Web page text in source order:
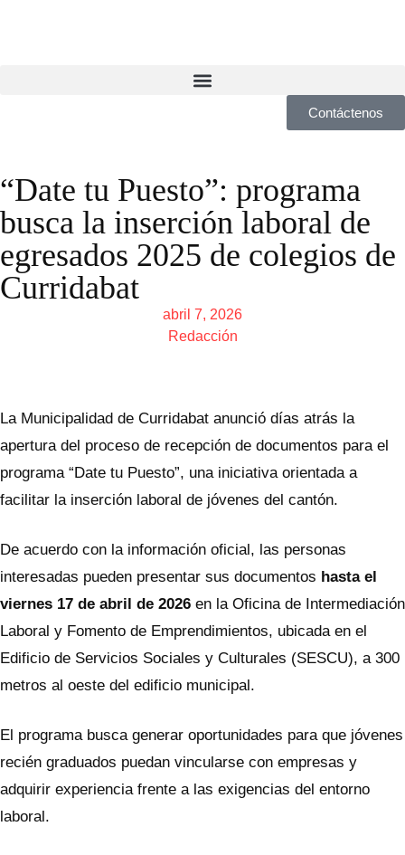
Contáctenos
“Date tu Puesto”: programa
busca la inserción laboral de
egresados 2025 de colegios de
Curridabat
abril 7, 2026
Redacción
La Municipalidad de Curridabat anunció días atrás la
apertura del proceso de recepción de documentos para el
programa “Date tu Puesto”, una iniciativa orientada a
facilitar la inserción laboral de jóvenes del cantón.
De acuerdo con la información oficial, las personas
interesadas pueden presentar sus documentos hasta el
viernes 17 de abril de 2026 en la Oficina de Intermediación
Laboral y Fomento de Emprendimientos, ubicada en el
Edificio de Servicios Sociales y Culturales (SESCU), a 300
metros al oeste del edificio municipal.
El programa busca generar oportunidades para que jóvenes
recién graduados puedan vincularse con empresas y
adquirir experiencia frente a las exigencias del entorno
laboral.